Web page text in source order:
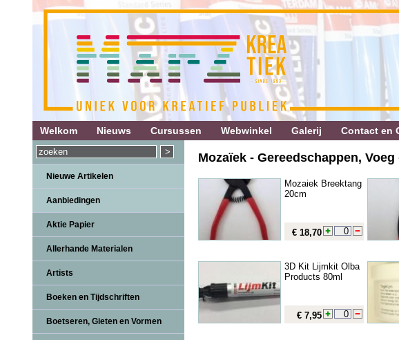
Welkom Nieuws Cursussen Webwinkel Galerij Contact en
Nieuwe Artikelen
Aanbiedingen
Aktie Papier
Allerhande Materialen
Artists
Boeken en Tijdschriften
Boetseren, Gieten en Vormen
Mozaïek - Gereedschappen, Voeg
Mozaiek Breektang
20cm
€ 18,70
3D Kit Lijmkit Olba
Products 80ml
€ 7,95